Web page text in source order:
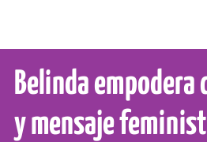
Belinda
y mensaje